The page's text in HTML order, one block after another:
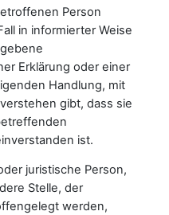
Person
in informierter Weise
Erklärung oder einer
Handlung, mit
gibt, dass sie
ist.
juristische Person,
Stelle, der
werden,